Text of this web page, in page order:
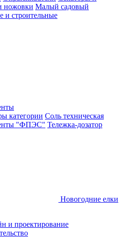
ножовки Малый садовый
и строительные
категории Соль техническая
"ФПЭС" Тележка-дозатор
Новогодние елки
и проектирование